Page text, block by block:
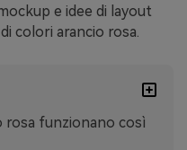
e idee di layout
colori arancio rosa.
rosa funzionano così